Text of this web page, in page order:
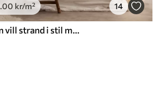
.00 kr/m² 14
Landskap med en vill strand i stil med oljemaleri